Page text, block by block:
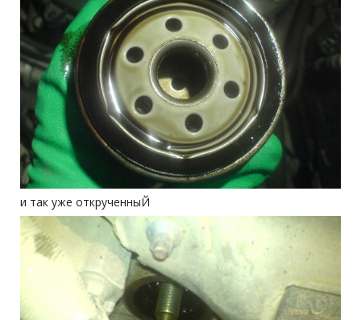
и так уже открученныЙ